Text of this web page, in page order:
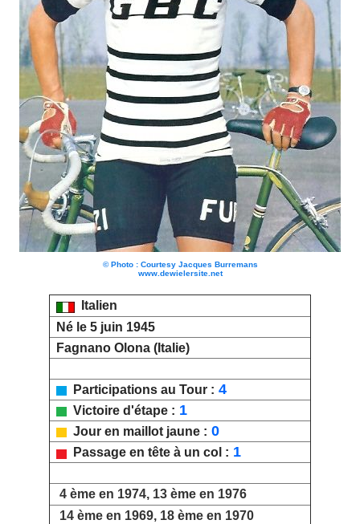
© Photo : Courtesy Jacques Burremans
www.dewielersite.net
Italien
Né le 5 juin 1945
Fagnano Olona (Italie)
Participations au Tour : 4
Victoire d'étape : 1
Jour en maillot jaune : 0
Passage en tête à un col : 1
4 ème en 1974, 13 ème en 1976
14 ème en 1969, 18 ème en 1970